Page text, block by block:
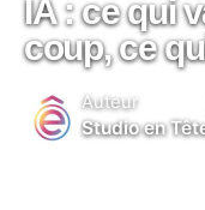
IA : ce qui
coup, ce
Auteur
Studio en